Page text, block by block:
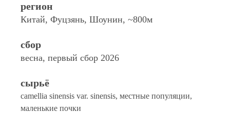
регион
Китай, Фуцзянь, Шоунин, ~800м
сбор
весна, первый сбор 2026
сырьё
сamellia sinensis var. sinensis, местные популяции,
маленькие почки